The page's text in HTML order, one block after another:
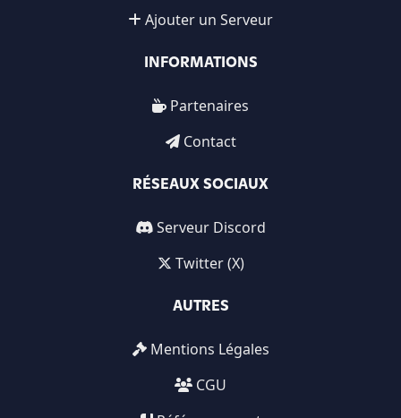
Ajouter un Serveur
INFORMATIONS
Partenaires
Contact
RÉSEAUX SOCIAUX
Serveur Discord
Twitter (X)
AUTRES
Mentions Légales
CGU